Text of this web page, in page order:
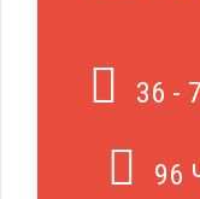
36 -
96